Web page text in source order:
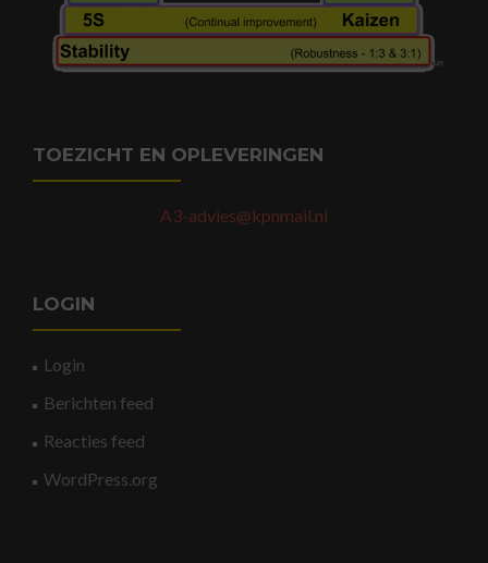
TOEZICHT EN OPLEVERINGEN
A3-advies@kpnmail.nl
LOGIN
Login
Berichten feed
Reacties feed
WordPress.org